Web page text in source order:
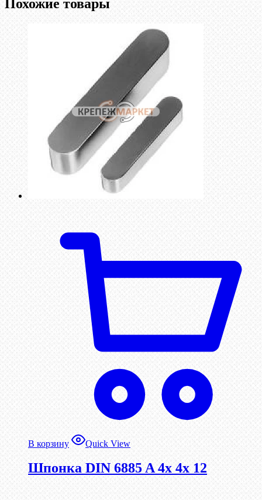
Похожие товары
В корзину Quick View
Шпонка DIN 6885 A 4x 4x 12